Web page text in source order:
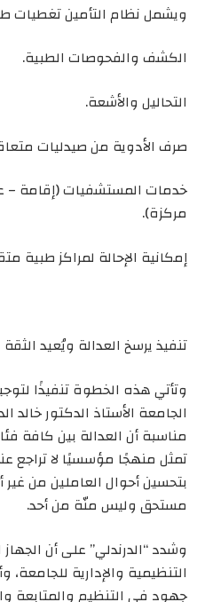
ويشمل نظام التأمين تغطيات
الكشف والفحوصات الطبية.
التحاليل والأشعة.
صرف الأدوية من صيدليات
خدمات المستشفيات (إقامة –
مركزة).
إمكانية الإحالة لمراكز طبية
تنفيذ يرسخ العدالة ويُعيد الثقة
وتأتي هذه الخطوة تنفيذًا
الجامعة الأستاذ الدكتور خالد
مناسبة أن العدالة بين كافة
تمثل منهجًا مؤسسيًا لا تراجع
بتحسين أحوال العاملين من
مستحق وليس منّة من أحد.
وشدد “الدرندلي” على أن الجهاز
التنظيمية والإدارية
جهود في التنظيم والمتابعة